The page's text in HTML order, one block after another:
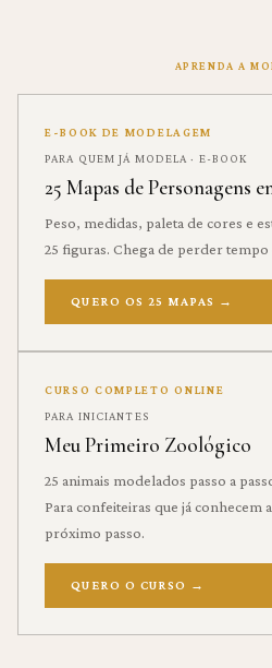
APRENDA A
E-BOOK DE MODELAGEM
PARA QUEM JÁ MODELA · E-BOOK
25 Mapas de Personagens
Peso, medidas, paleta de cores e
25 figuras. Chega de perder
QUERO OS 25 MAPAS →
CURSO COMPLETO ONLINE
PARA INICIANTES
Meu Primeiro Zoológico
25 animais modelados passo a
Para confeiteiras que já conhecem
próximo passo.
QUERO O CURSO →